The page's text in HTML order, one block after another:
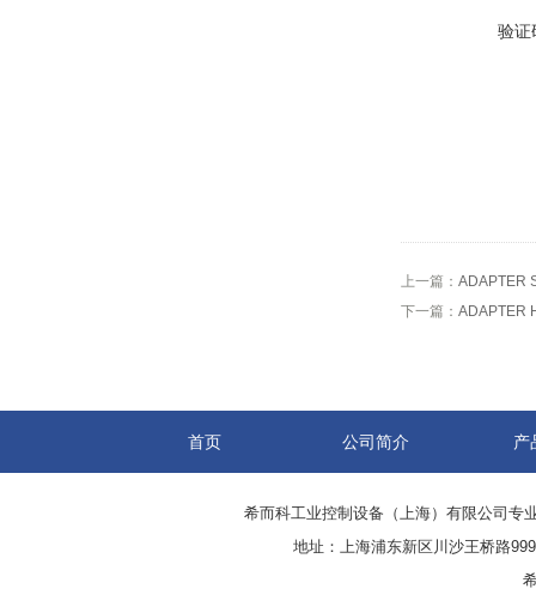
验证
上一篇： ADAPTER
下一篇： ADAPTER
首页 公司简介 产
希而科工业控制设备（上海）有限公司专
地址：上海浦东新区川沙王桥路